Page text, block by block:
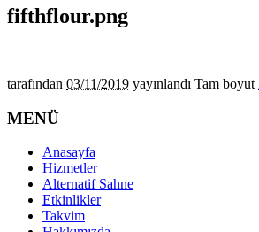
fifthflour.png
tarafından 03/11/2019 yayınlandı Tam boyut
MENÜ
Anasayfa
Hizmetler
Alternatif Sahne
Etkinlikler
Takvim